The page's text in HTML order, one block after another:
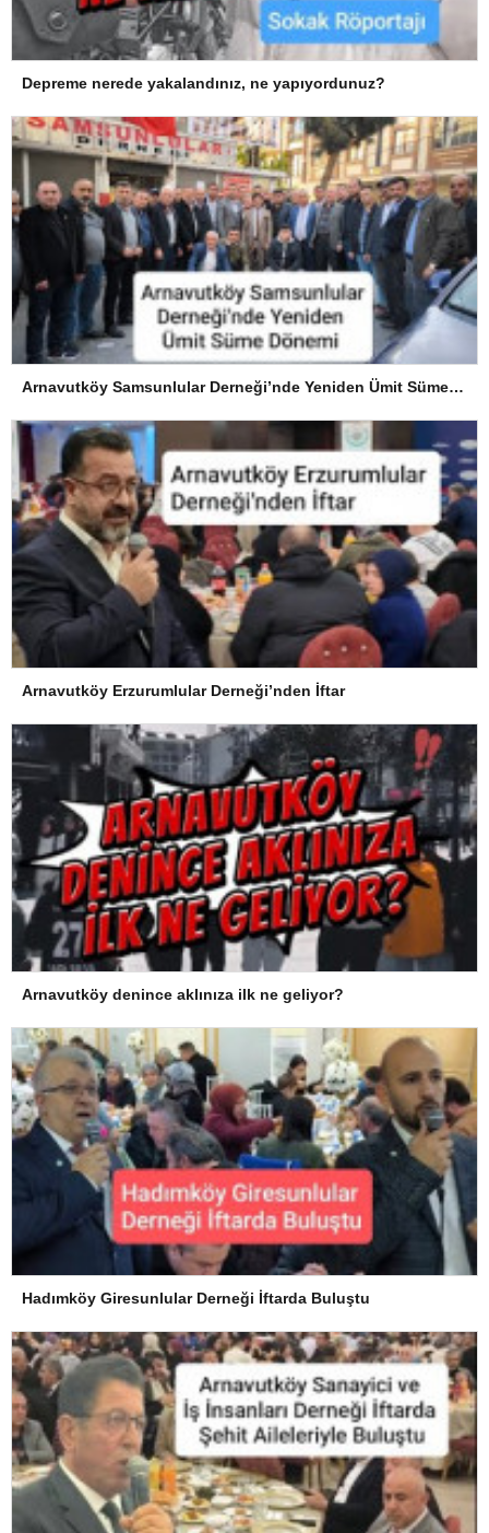
Depreme nerede yakalandınız, ne yapıyordunuz?
Arnavutköy Samsunlular Derneği’nde Yeniden Ümit Süme Dönemi
Arnavutköy Erzurumlular Derneği’nden İftar
Arnavutköy denince aklınıza ilk ne geliyor?
Hadımköy Giresunlular Derneği İftarda Buluştu